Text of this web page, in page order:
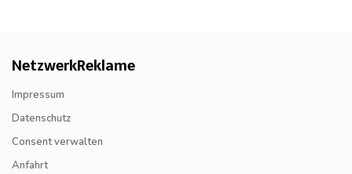
NetzwerkReklame
Impressum
Datenschutz
Consent verwalten
Anfahrt